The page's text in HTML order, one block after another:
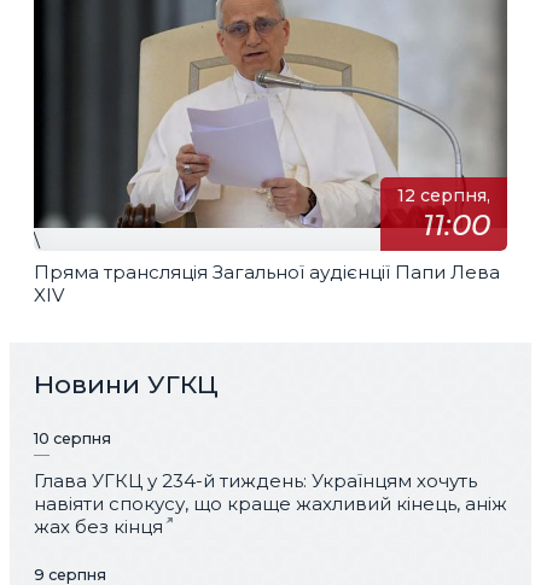
12 серпня,
11:00
\
Пряма трансляція Загальної аудієнції Папи Лева
XIV
Новини УГКЦ
10 серпня
Глава УГКЦ у 234-й тиждень: Українцям хочуть
навіяти спокусу, що краще жахливий кінець, аніж
жах без кінця
9 серпня